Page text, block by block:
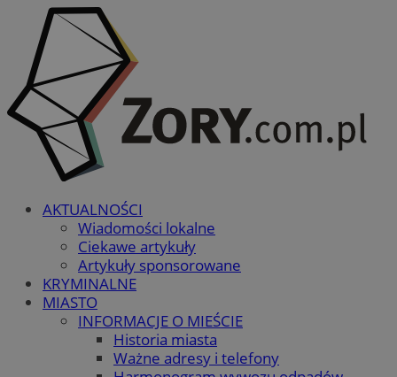
AKTUALNOŚCI
Wiadomości lokalne
Ciekawe artykuły
Artykuły sponsorowane
KRYMINALNE
MIASTO
INFORMACJE O MIEŚCIE
Historia miasta
Ważne adresy i telefony